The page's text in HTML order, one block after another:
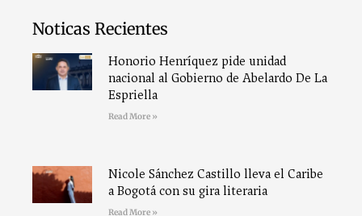
Noticas Recientes
Honorio Henríquez pide unidad
nacional al Gobierno de Abelardo De La
Espriella
Read More »
Nicole Sánchez Castillo lleva el Caribe
a Bogotá con su gira literaria
Read More »